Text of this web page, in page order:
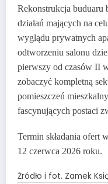
Rekonstrukcja buduaru
działań mających na
wyglądu prywatnych
odtworzeniu salonu
pierwszy od czasów II
zobaczyć kompletną
pomieszczeń
fascynujących postaci
Termin składania ofert
12 czerwca 2026 roku.
Źródło i fot. Zamek